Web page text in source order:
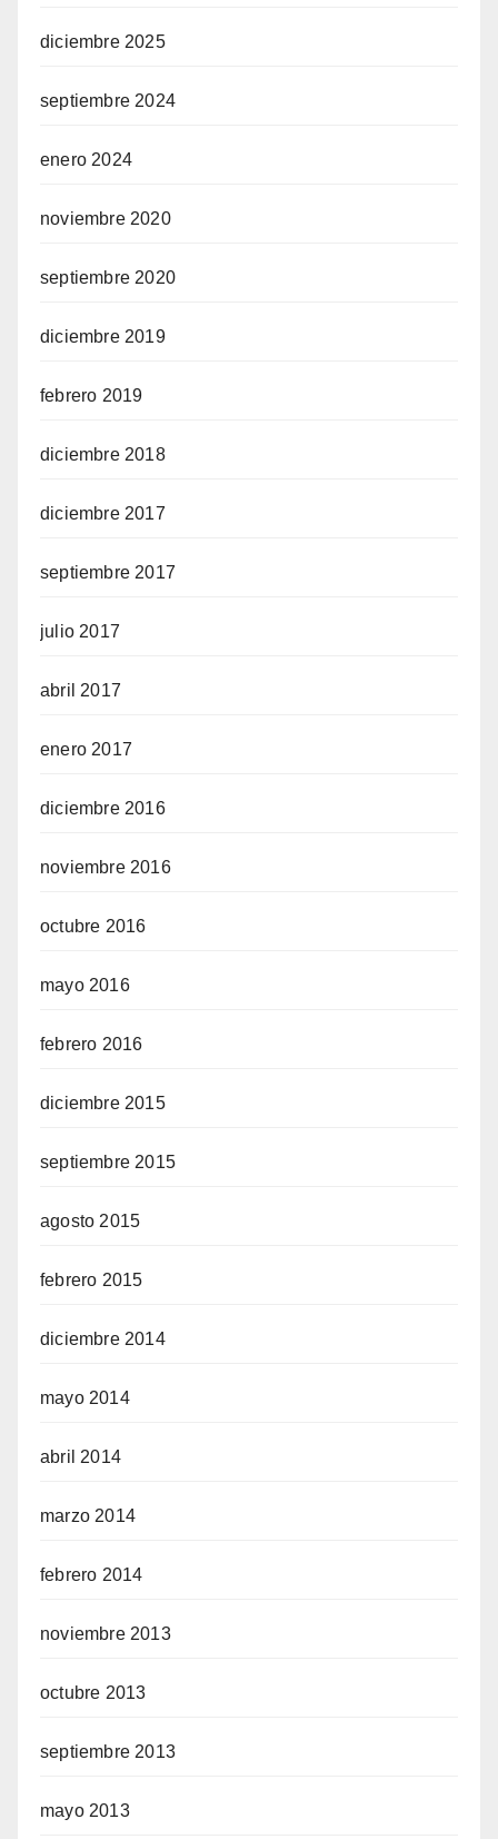
diciembre 2025
septiembre 2024
enero 2024
noviembre 2020
septiembre 2020
diciembre 2019
febrero 2019
diciembre 2018
diciembre 2017
septiembre 2017
julio 2017
abril 2017
enero 2017
diciembre 2016
noviembre 2016
octubre 2016
mayo 2016
febrero 2016
diciembre 2015
septiembre 2015
agosto 2015
febrero 2015
diciembre 2014
mayo 2014
abril 2014
marzo 2014
febrero 2014
noviembre 2013
octubre 2013
septiembre 2013
mayo 2013